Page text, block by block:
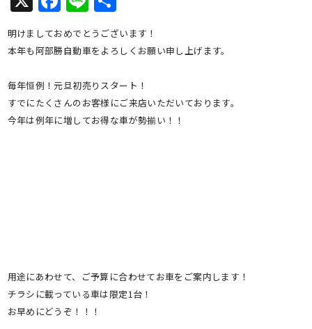
有
明けましておめでとうございます！
本年も阿部勝自動車をよろしくお願い申し上げます。
毎年恒例！元旦初売りスタート！
すでにたくさんのお客様にご来店いただいております。
今年は例年に増してお得な車が勢揃い！！
用途にあわせて、ご予算に合わせてお車をご案内します！
チラシに載っている車は限定1台！
お早めにどうぞ！！！